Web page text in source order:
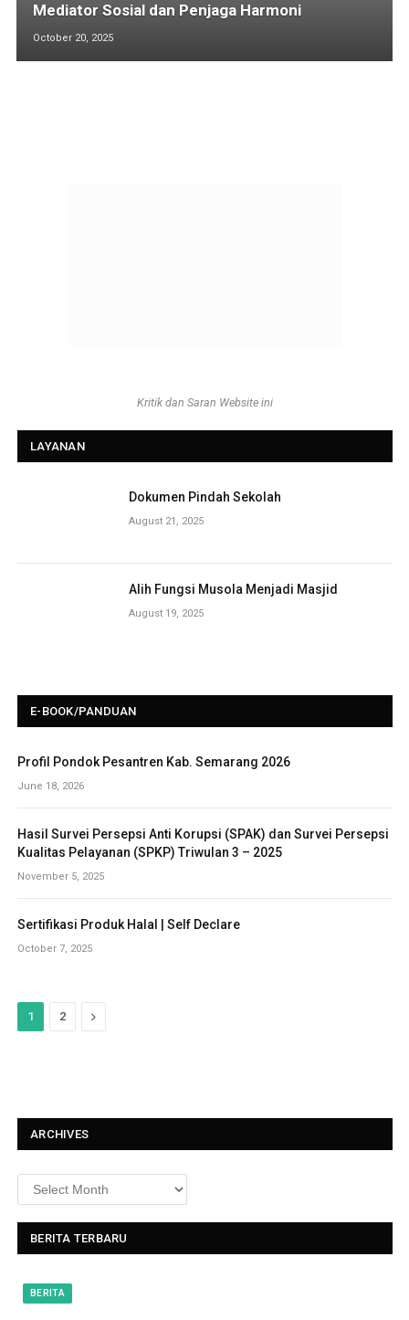
Mediator Sosial dan Penjaga Harmoni
October 20, 2025
Kritik dan Saran Website ini
LAYANAN
Dokumen Pindah Sekolah
August 21, 2025
Alih Fungsi Musola Menjadi Masjid
August 19, 2025
E-BOOK/PANDUAN
Profil Pondok Pesantren Kab. Semarang 2026
June 18, 2026
Hasil Survei Persepsi Anti Korupsi (SPAK) dan Survei Persepsi
Kualitas Pelayanan (SPKP) Triwulan 3 – 2025
November 5, 2025
Sertifikasi Produk Halal | Self Declare
October 7, 2025
1 2
N
ARCHIVES
BERITA TERBARU
BERITA